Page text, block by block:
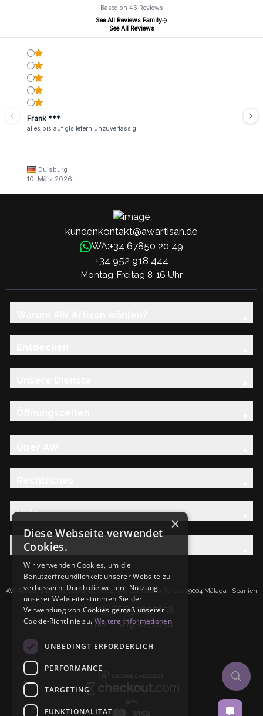
Based on 46 Reviews
See All Reviews Family
See All Reviews
Frank ***
alles bis auf gls lefern unzuverlässig
Duisburg
10. März 2026
kundenkontakt@awartisan.de
WA:+34 67850 20 49
+34 952 918 444
Montag-Freitag 8-16 Uhr
Hilfe
Entdecken Sie die AW-Familie
AW Artisan S.L.Calle Caleta de Velez n39, 41 PI Santa Tereza 29004 Málaga - Spanien
IdNr: ESB93657658
UID: ESB93657658
×
Diese Webseite verwendet
Cookies.
Wir verwenden Cookies, um die
Benutzerfreundlichkeit unserer Website zu
verbessern. Durch die weitere Nutzung
unserer Webseite stimmen Sie der
Verwendung von Cookies gemäß unserer
Cookie-Richtlinie zu. Weitere Informationen
UNBEDINGT ERFORDERLICH
PERFORMANCE
TARGETING
FUNKTIONALITÄT